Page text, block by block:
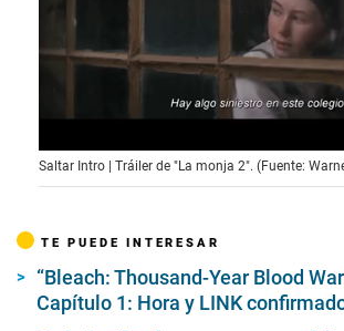
0
o
f
i
u
t
Saltar Intro | Tráiler de "La monja 2". (Fuente:
TE PUEDE INTERESAR
“Bleach: Thousand-Year Blood
Capítulo 1: Hora y LINK